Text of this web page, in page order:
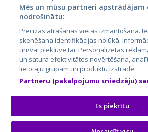
City24.lv
City24.ee
GetaPro.lv
GetaPro.ee
Skelbiu.lt
Autoplius.lt
Aruodas.lt
CVbankas.lt
Kainos.lt
auto24.ee
Osta.ee
Mēs un mūsu partneri apstrādājam
nodrošinātu:
Precīzas atrašanās vietas izmantošana.
skenēšana identifikācijas nolūkā.
un/vai piekļuve tai. Personalizētas
un satura efektivitātes novērtēšana,
lietotāju grupām un produktu izstrāde.
Partneru (pakalpojumu sniedzēju)
Es piekrītu